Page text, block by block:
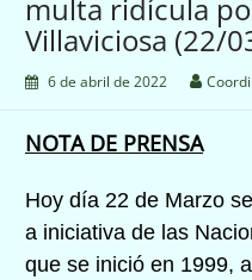
multa ridícula
Villaviciosa (22/
6 de abril de 2022
NOTA DE PRENSA
Hoy día 22 de Marzo
a iniciativa de las
que se inició en 1999,